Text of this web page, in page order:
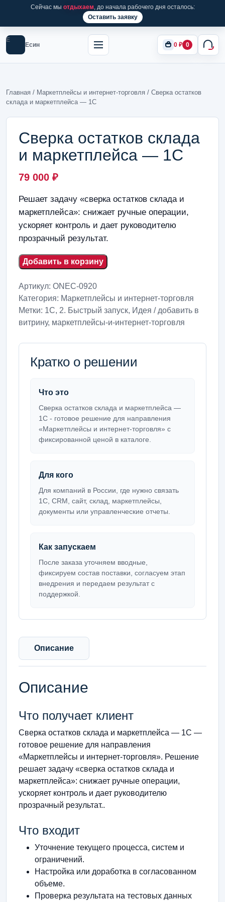
Сейчас мы отдыхаем, до начала рабочего дня осталось:
Оставить заявку
Е
Есин 0 ₽ 0
Главная / Маркетплейсы и интернет-торговля / Сверка остатков
склада и маркетплейса — 1С
Сверка остатков склада
и маркетплейса — 1С
79 000 ₽
Решает задачу «сверка остатков склада и
маркетплейса»: снижает ручные операции,
ускоряет контроль и дает руководителю
прозрачный результат.
Добавить в корзину
Артикул: ONEC-0920
Категория: Маркетплейсы и интернет-торговля
Метки: 1С, 2. Быстрый запуск, Идея / добавить в
витрину, маркетплейсы-и-интернет-торговля
Кратко о решении
Что это
Сверка остатков склада и маркетплейса —
1С - готовое решение для направления
«Маркетплейсы и интернет-торговля» с
фиксированной ценой в каталоге.
Для кого
Для компаний в России, где нужно связать
1С, CRM, сайт, склад, маркетплейсы,
документы или управленческие отчеты.
Как запускаем
После заказа уточняем вводные,
фиксируем состав поставки, согласуем этап
внедрения и передаем результат с
поддержкой.
Описание
Описание
Что получает клиент
Сверка остатков склада и маркетплейса — 1С —
готовое решение для направления
«Маркетплейсы и интернет-торговля». Решение
решает задачу «сверка остатков склада и
маркетплейса»: снижает ручные операции,
ускоряет контроль и дает руководителю
прозрачный результат..
Что входит
Уточнение текущего процесса, систем и
ограничений.
Настройка или доработка в согласованном
объеме.
Проверка результата на тестовых данных